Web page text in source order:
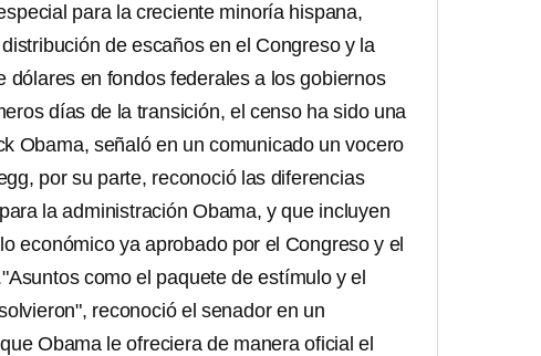
para la creciente minoría hispana,
de escaños en el Congreso y la
dólares en fondos federales a los gobiernos
días de la transición, el censo ha sido una
Obama, señaló en un comunicado un vocero
por su parte, reconoció las diferencias
la administración Obama, y que incluyen
económico ya aprobado por el Congreso y el
como el paquete de estímulo y el
reconoció el senador en un
Obama le ofreciera de manera oficial el